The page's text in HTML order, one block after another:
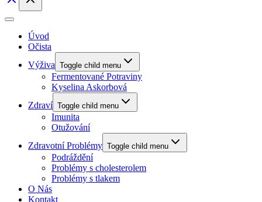
Úvod
Očista
Výživa Toggle child menu
Fermentované Potraviny
Kyselina Askorbová
Zdraví Toggle child menu
Imunita
Otužování
Zdravotní Problémy Toggle child menu
Podráždění
Problémy s cholesterolem
Problémy s tlakem
O Nás
Kontakt